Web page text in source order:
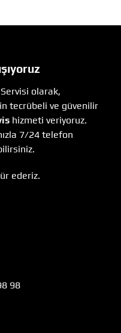
olarak,
tecrübeli ve güvenilir
hizmeti veriyoruz.
7/24 telefon
ederiz.
98